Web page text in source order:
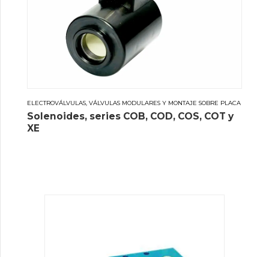
ELECTROVÁLVULAS, VÁLVULAS MODULARES Y MONTAJE SOBRE PLACA
Solenoides, series COB, COD, COS, COT y
XE